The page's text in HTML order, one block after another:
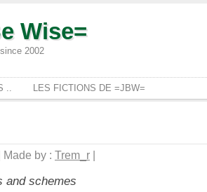
Wise=
2002
.. LES FICTIONS DE =JBW=
Made by : Trem_r |
and schemes